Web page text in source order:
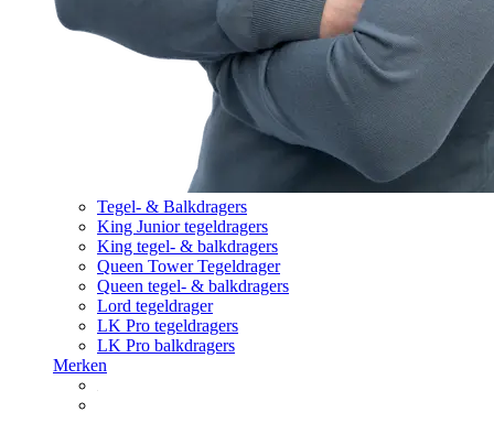
Tegel- & Balkdragers
King Junior tegeldragers
King tegel- & balkdragers
Queen Tower Tegeldrager
Queen tegel- & balkdragers
Lord tegeldrager
LK Pro tegeldragers
LK Pro balkdragers
Merken